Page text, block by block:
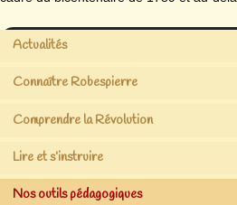
Actualités
Connaître Robespierre
Comprendre la Révolution
Lire et s’instruire
Nos outils pédagogiques